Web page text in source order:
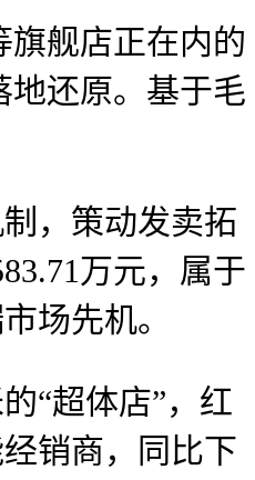
舰店正在内的
地还原。基于毛
，策动发卖拓
万元，属于
场先机。
“超体店”，红
销商，同比下